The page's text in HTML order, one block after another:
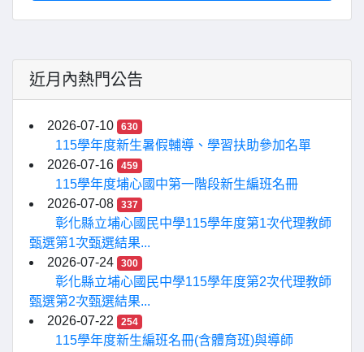
近月內熱門公告
2026-07-10 630
115學年度新生暑假輔導、學習扶助參加名單
2026-07-16
459
115學年度埔心國中第一階段新生編班名冊
2026-07-08
337
彰化縣立埔心國民中學115學年度第1次代理教師
甄選第1次甄選結果...
2026-07-24
300
彰化縣立埔心國民中學115學年度第2次代理教師
甄選第2次甄選結果...
2026-07-22
254
115學年度新生編班名冊(含體育班)與導師